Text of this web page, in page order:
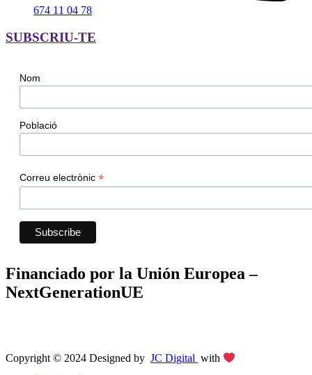
674 11 04 78
SUBSCRIU-TE
Nom
Població
Correu electrònic *
Financiado por la Unión Europea –
NextGenerationUE
Copyright © 2024 Designed by JC Digital with